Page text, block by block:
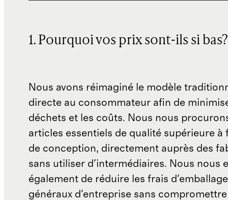
1. Pourquoi vos prix sont-ils si bas?
Nous avons réimaginé le modèle
directe au consommateur afin de
déchets et les coûts. Nous nous
articles essentiels de qualité supérieure à
de conception, directement auprès des
sans utiliser d'intermédiaires. Nous nous
également de réduire les frais
généraux d'entreprise sans